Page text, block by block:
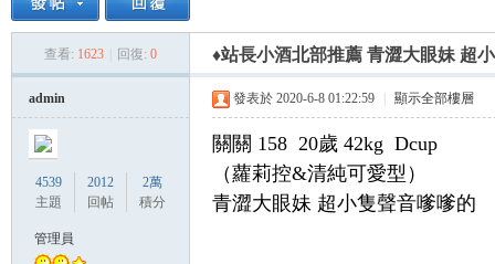
›
查看: 1623 回復: 0 ♦站長小酒北部推薦 青澀大眼妹 超
admin
4539
主題
2012
回帖
2萬
積分
管理員
發表於 2020-6-8 01:22:59 顯示全部樓層
關關 158 20歲 42kg Dcup
（蘿莉控&清純可愛型）
青澀大眼妹 超小隻聲音嗲嗲的